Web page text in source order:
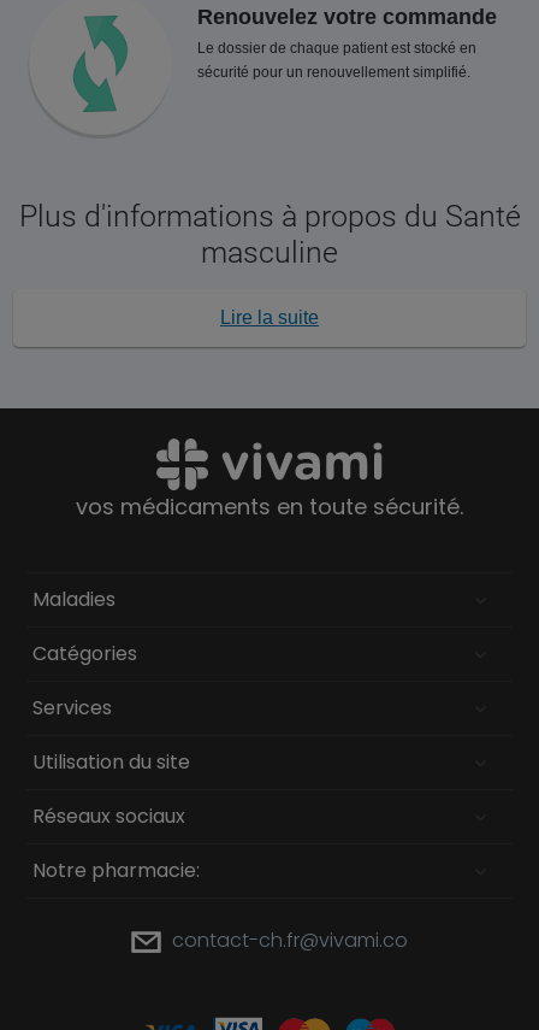
Renouvelez votre commande
Le dossier de chaque patient est stocké en
sécurité pour un renouvellement simplifié.
Plus d'informations à propos du Santé
masculine
Lire la suite
vos médicaments en toute sécurité.
Maladies
Catégories
Services
Utilisation du site
Réseaux sociaux
Notre pharmacie:
contact-ch.fr@vivami.co